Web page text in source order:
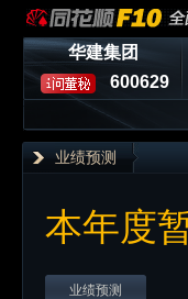
华建集团
600629
业绩预测
本年度
业绩预测